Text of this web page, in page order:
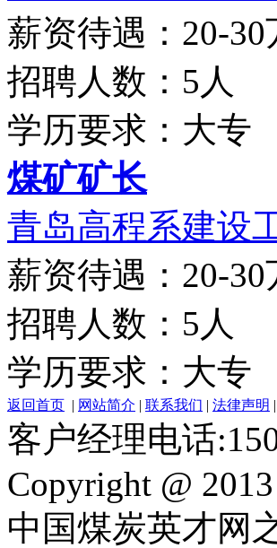
薪资待遇：20-30
招聘人数：5人
学历要求：大专
煤矿矿长
青岛高程系建设
薪资待遇：20-30
招聘人数：5人
学历要求：大专
返回首页 | 网站简介 | 联系我们 | 法律声明 |
客户经理电话
Copyright @
中国煤炭英才网